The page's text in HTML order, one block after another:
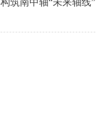
筑南中轴“未来轴线”